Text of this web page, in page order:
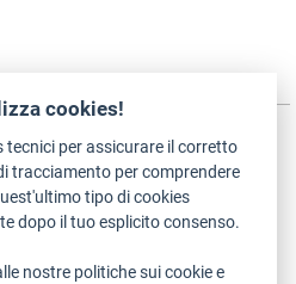
per i beni culturali
Privacy Note legali e crediti
cookies!
tecnici per assicurare il corretto
tracciamento per comprendere
tipo di cookies
dopo il tuo esplicito consenso.
nostre politiche sui cookie e